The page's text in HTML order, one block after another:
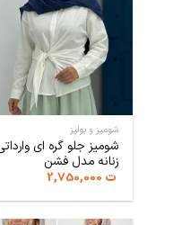
شومیز و بولیز
شومیز جلو گره ای وارداتی
زنانه مدل فشن
ت2,750,000